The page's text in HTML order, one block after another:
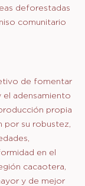
deforestadas
comunitario
de fomentar
el adensamiento
propia
por su robustez,
en el
cacaotera,
y de mejor